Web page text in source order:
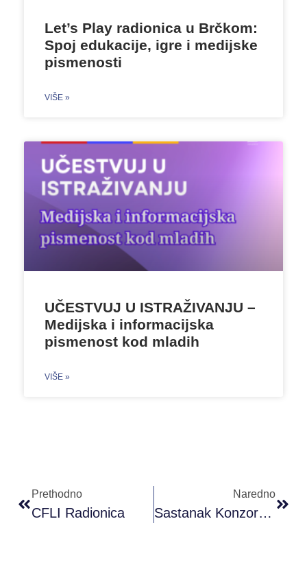
Let’s Play radionica u Brčkom:
Spoj edukacije, igre i medijske
pismenosti
VIŠE »
UČESTVUJ U ISTRAŽIVANJU –
Medijska i informacijska
pismenost kod mladih
VIŠE »
Prethodno
CFLI Radionica
Naredno
Sastanak Konzorcija Projekta „De-Radicalisation In Europe And Beyond: Detect, Resolve, Re-Integrate“ – D.Rad.u Gruziji